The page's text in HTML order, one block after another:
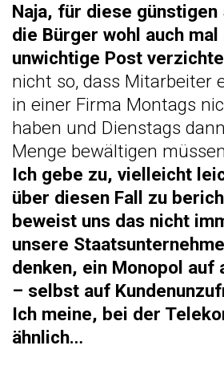
Naja, für diese
die Bürger wohl auch
unwichtige Post
nicht so, dass Mitarbeiter
in einer Firma Montags
haben und Dienstags
Menge bewältigen
Ich gebe zu, vielleicht
über diesen Fall zu
beweist uns das nicht
unsere
denken, ein Monopol auf
– selbst auf
Ich meine, bei der
ähnlich…